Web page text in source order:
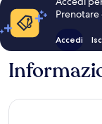
Prenotare
Accedi